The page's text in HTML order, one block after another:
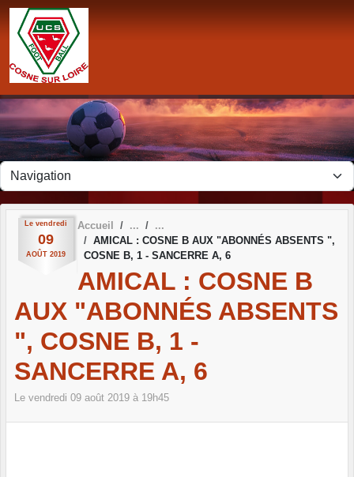
Le vendredi
09
AOÛT 2019
Accueil
AMICAL : COSNE B AUX "ABONNÉS ABSENTS ",
COSNE B, 1 - SANCERRE A, 6
AMICAL : COSNE B
AUX "ABONNÉS ABSENTS
", COSNE B, 1 -
SANCERRE A, 6
Le vendredi 09 août 2019 à 19h45
Panneau de gestion des cookies